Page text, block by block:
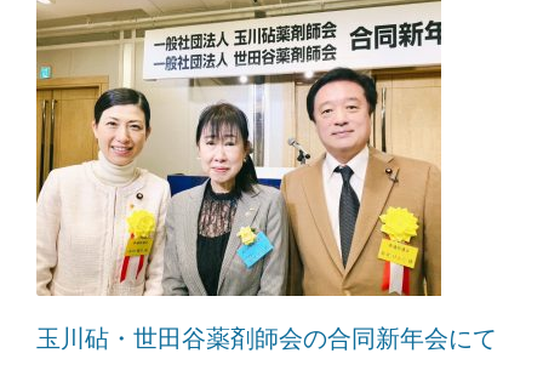
玉川砧・世田谷薬剤師会の合同新年会にて